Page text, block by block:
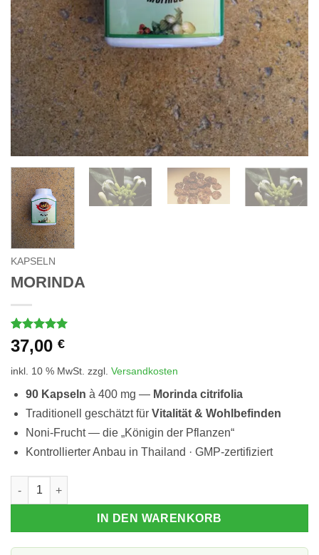
KAPSELN
MORINDA
Bewertet
mit5von
auf
1
Kundenbewertung
37,00 €
inkl. 10 % MwSt. zzgl. Versandkosten
90 Kapseln à 400 mg — Morinda citrifolia
Traditionell geschätzt für Vitalität & Wohlbefinden
Noni-Frucht — die „Königin der Pflanzen“
Kontrollierter Anbau in Thailand · GMP-zertifiziert
MORINDA Menge
IN DEN WARENKORB